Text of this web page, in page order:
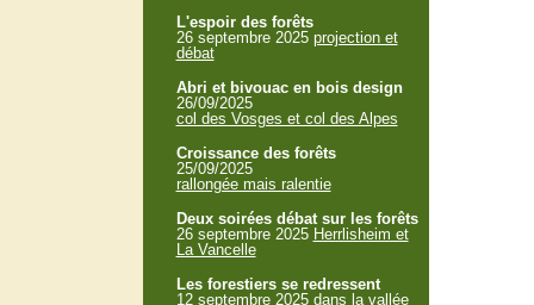
L'espoir des forêts
26 septembre 2025 projection et
débat
Abri et bivouac en bois design
26/09/2025
col des Vosges et col des Alpes
Croissance des forêts
25/09/2025
rallongée mais ralentie
Deux soirées débat sur les forêts
26 septembre 2025 Herrlisheim et
La Vancelle
Les forestiers se redressent
12 septembre 2025 dans la vallée